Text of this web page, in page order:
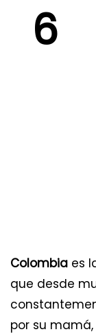
6
Colombia es
que desde
por su